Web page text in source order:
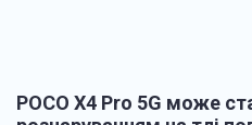
POCO X4 Pro 5G може